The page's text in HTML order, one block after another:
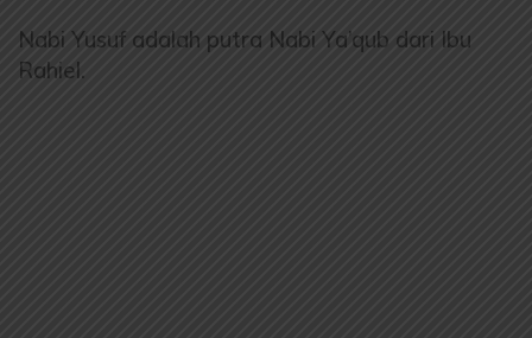
Nabi Yusuf adalah putra Nabi Ya’qub dari Ibu
Rahiel.